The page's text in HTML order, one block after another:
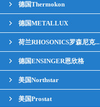
德国Thermokon
德国METALLUX
荷兰RHOSONICS罗森尼克...
德国ENSINGER恩欣格
美国Northstar
美国Prostat